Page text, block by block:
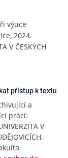
výuce
2024.
V ČESKÝCH
přístup k textu
a
práci:
V